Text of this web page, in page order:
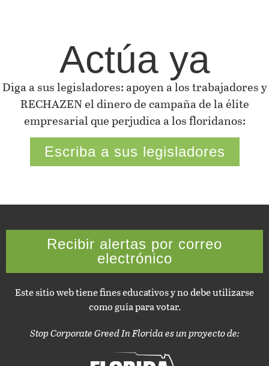
Actúa ya
Diga a sus legisladores: apoyen a los trabajadores y
RECHAZEN el dinero de campaña de la élite
empresarial que perjudica a los floridanos:
Escriba a sus legisladores
Recibir alertas por correo
electrónico
Este sitio web tiene fines educativos y no debe utilizarse
como guía para votar.
Stop Corporate Greed In Florida es un proyecto de: